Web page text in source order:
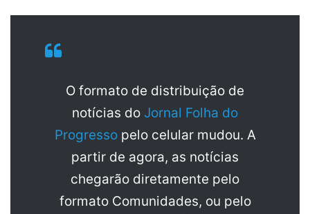
O formato de distribuição de
notícias do Jornal Folha do
Progresso pelo celular mudou. A
partir de agora, as notícias
chegarão diretamente pelo
formato Comunidades, ou pelo